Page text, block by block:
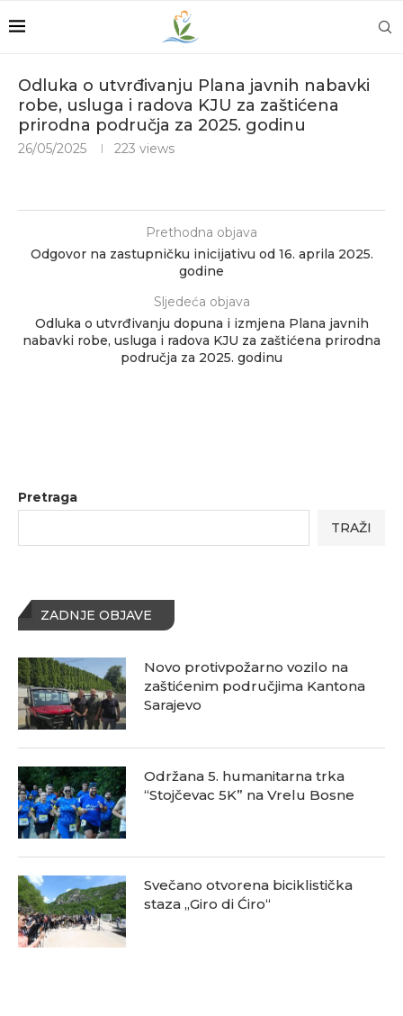
Odluka o utvrđivanju Plana javnih nabavki
robe, usluga i radova KJU za zaštićena
prirodna područja za 2025. godinu
26/05/2025 223 views
Prethodna objava
Odgovor na zastupničku inicijativu od 16. aprila 2025.
godine
Sljedeća objava
Odluka o utvrđivanju dopuna i izmjena Plana javnih
nabavki robe, usluga i radova KJU za zaštićena prirodna
područja za 2025. godinu
Pretraga
TRAŽI
ZADNJE OBJAVE
Novo protivpožarno vozilo na
zaštićenim područjima Kantona
Sarajevo
Održana 5. humanitarna trka
“Stojčevac 5K” na Vrelu Bosne
Svečano otvorena biciklistička
staza „Giro di Ćiro“